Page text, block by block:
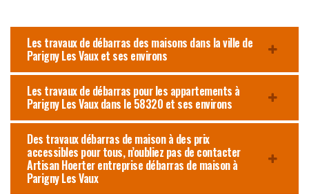
Les travaux de débarras des maisons dans la ville de
Parigny Les Vaux et ses environs
Les travaux de débarras pour les appartements à
Parigny Les Vaux dans le 58320 et ses environs
Des travaux débarras de maison à des prix
accessibles pour tous, n’oubliez pas de contacter
Artisan Hoerter entreprise débarras de maison à
Parigny Les Vaux